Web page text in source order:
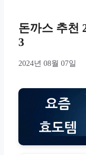
돈까스 추천
3
2024년 08월 07일